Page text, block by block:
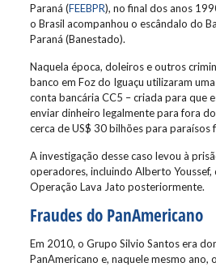
Paraná (FEEBPR), no final dos anos
o Brasil acompanhou o escândalo do
Paraná (Banestado).
Naquela época, doleiros e outros
banco em Foz do Iguaçu utilizaram
conta bancária CC5 – criada para que
enviar dinheiro legalmente para fora
cerca de US$ 30 bilhões para paraísos
A investigação desse caso levou à
operadores, incluindo Alberto Youssef,
Operação Lava Jato posteriormente.
Fraudes do PanAmericano
Em 2010, o Grupo Silvio Santos era
PanAmericano e, naquele mesmo ano,